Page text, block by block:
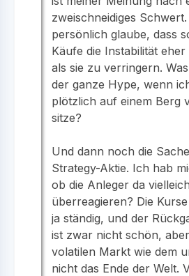
zweischneidiges
persönlich glaube, dass
Käufe die Instabilität
als sie zu verringern.
der ganze Hype, wenn
plötzlich auf einem Berg
sitze?
Und dann noch die
Strategy-Aktie. Ich hab
ob die Anleger da
überreagieren? Die
ja ständig, und der
ist zwar nicht schön,
volatilen Markt wie dem
nicht das Ende der Welt.